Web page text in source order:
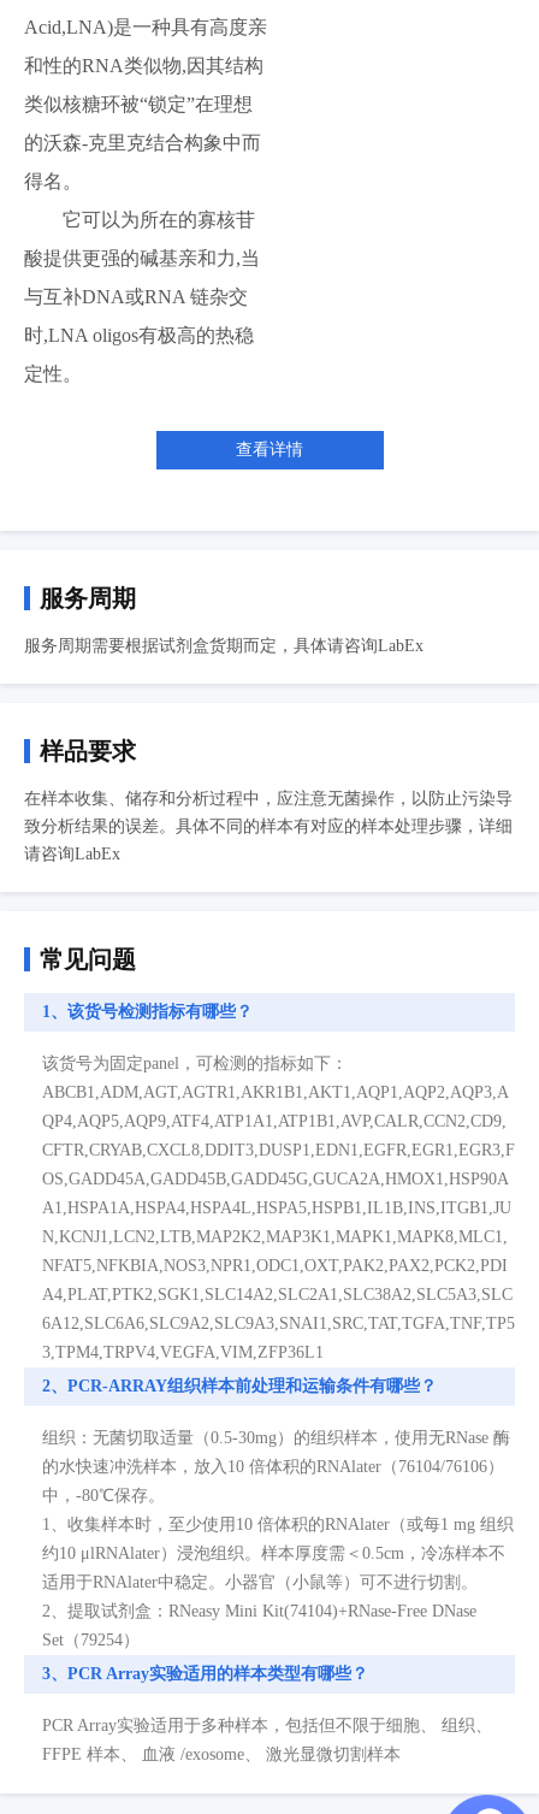
Acid,LNA)是一种具有高度亲
和性的RNA类似物,因其结构
类似核糖环被“锁定”在理想
的沃森-克里克结合构象中而
得名。
它可以为所在的寡核苷
酸提供更强的碱基亲和力,当
与互补DNA或RNA 链杂交
时,LNA oligos有极高的热稳
定性。
查看详情
服务周期
服务周期需要根据试剂盒货期而定，具体请咨询LabEx
样品要求
在样本收集、储存和分析过程中，应注意无菌操作，以防止污染导
致分析结果的误差。具体不同的样本有对应的样本处理步骤，详细
请咨询LabEx
常见问题
1、该货号检测指标有哪些？
该货号为固定panel，可检测的指标如下：
ABCB1,ADM,AGT,AGTR1,AKR1B1,AKT1,AQP1,AQP2,AQP3,A
QP4,AQP5,AQP9,ATF4,ATP1A1,ATP1B1,AVP,CALR,CCN2,CD9,
CFTR,CRYAB,CXCL8,DDIT3,DUSP1,EDN1,EGFR,EGR1,EGR3,F
OS,GADD45A,GADD45B,GADD45G,GUCA2A,HMOX1,HSP90A
A1,HSPA1A,HSPA4,HSPA4L,HSPA5,HSPB1,IL1B,INS,ITGB1,JU
N,KCNJ1,LCN2,LTB,MAP2K2,MAP3K1,MAPK1,MAPK8,MLC1,
NFAT5,NFKBIA,NOS3,NPR1,ODC1,OXT,PAK2,PAX2,PCK2,PDI
A4,PLAT,PTK2,SGK1,SLC14A2,SLC2A1,SLC38A2,SLC5A3,SLC
6A12,SLC6A6,SLC9A2,SLC9A3,SNAI1,SRC,TAT,TGFA,TNF,TP5
3,TPM4,TRPV4,VEGFA,VIM,ZFP36L1
2、PCR-ARRAY组织样本前处理和运输条件有哪些？
组织：无菌切取适量（0.5-30mg）的组织样本，使用无RNase 酶
的水快速冲洗样本，放入10 倍体积的RNAlater（76104/76106）
中，-80℃保存。
1、收集样本时，至少使用10 倍体积的RNAlater（或每1 mg 组织
约10 μlRNAlater）浸泡组织。样本厚度需＜0.5cm，冷冻样本不
适用于RNAlater中稳定。小器官（小鼠等）可不进行切割。
2、提取试剂盒：RNeasy Mini Kit(74104)+RNase-Free DNase
Set（79254）
3、PCR Array实验适用的样本类型有哪些？
PCR Array实验适用于多种样本，包括但不限于细胞、 组织、
FFPE 样本、 血液 /exosome、 激光显微切割样本